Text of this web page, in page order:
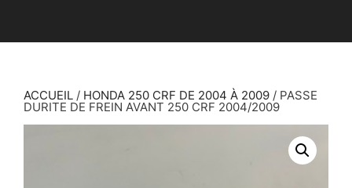
ACCUEIL / HONDA 250 CRF DE 2004 À 2009 / PASSE
DURITE DE FREIN AVANT 250 CRF 2004/2009